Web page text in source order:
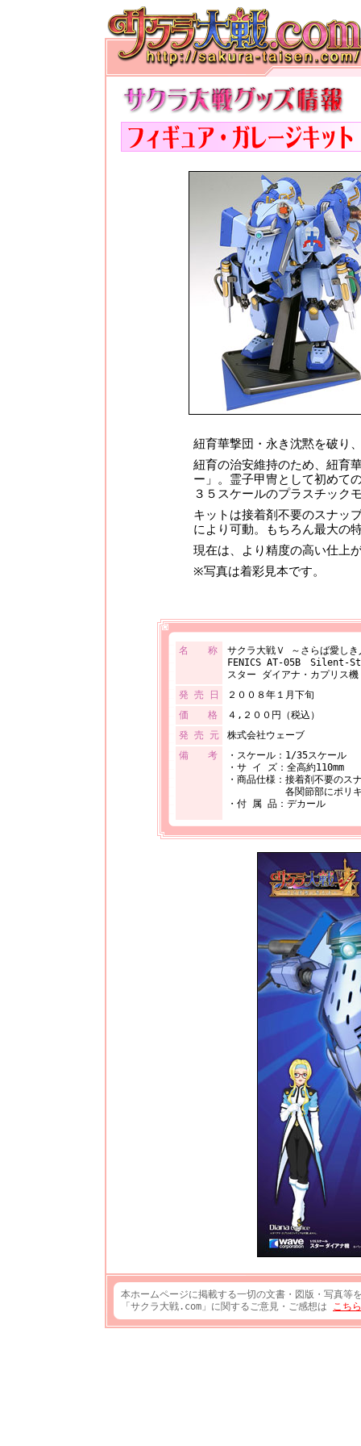
紐育華撃団・永き沈黙を破り
紐育の治安維持のため、紐育
ー」。霊子甲冑として初めて
３５スケールのプラスチック
キットは接着剤不要のスナッ
により可動。もちろん最大の
現在は、より精度の高い仕上
※写真は着彩見本です。
名 称
サクラ大戦Ｖ ～さらば愛しき
FENICS AT-05B Silent-
スター ダイアナ・カプリス
発 売 日
２００８年１月下旬
価 格
４,２００円（税込）
発 売 元
株式会社ウェーブ
備 考
・スケール：1/35スケール
・サ イ ズ：全高約110mm
・商品仕様：接着剤不要のス
各関節部にポリキャッ
・付 属 品：デカール
本ホームページに掲載する一切の文書・図版・写真等
「サクラ大戦.com」に関するご意見・ご感想は こちら